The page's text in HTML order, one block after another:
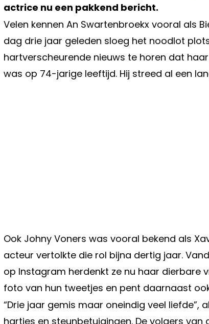
actrice nu een pakkend bericht.
Velen kennen An Swartenbroekx vooral als
dag drie jaar geleden sloeg het noodlot
hartverscheurende nieuws te horen dat
was op 74-jarige leeftijd. Hij streed al een
Ook Johny Voners was vooral bekend als
acteur vertolkte die rol bijna dertig jaar.
op Instagram herdenkt ze nu haar dierbare
foto van hun tweetjes en pent daarnaast
“Drie jaar gemis maar oneindig veel
hartjes en steunbetuigingen. De volgers